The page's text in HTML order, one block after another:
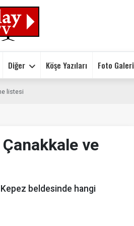
Diğer Köşe Yazıları Foto Galeri
listesi
ve
beldesinde hangi